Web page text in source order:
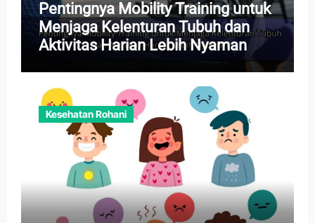
Pentingnya Mobility Training untuk
Menjaga Kelenturan Tubuh dan
Aktivitas Harian Lebih Nyaman
Kesehatan Rohani